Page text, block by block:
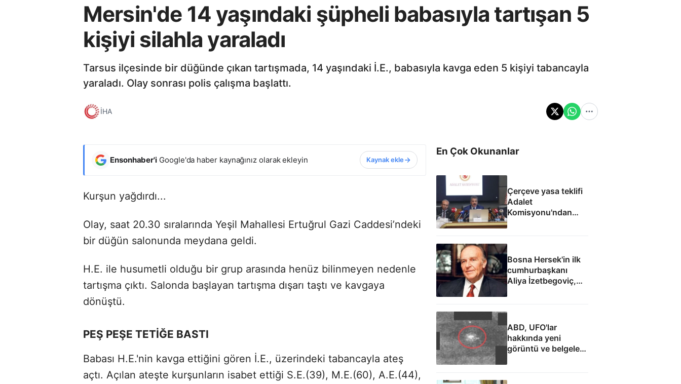
Mersin'de 14 yaşındaki şüpheli babasıyla tartışan 5
kişiyi silahla yaraladı
Tarsus ilçesinde bir düğünde çıkan tartışmada, 14 yaşındaki İ.E., babasıyla kavga eden 5 kişiyi tabancayla
yaraladı. Olay sonrası polis çalışma başlattı.
İHA
Ensonhaber'i Google'da haber kaynağınız olarak ekleyin Kaynak ekle
Kurşun yağdırdı...
Olay, saat 20.30 sıralarında Yeşil Mahallesi Ertuğrul Gazi Caddesi’ndeki
bir düğün salonunda meydana geldi.
H.E. ile husumetli olduğu bir grup arasında henüz bilinmeyen nedenle
tartışma çıktı. Salonda başlayan tartışma dışarı taştı ve kavgaya
dönüştü.
PEŞ PEŞE TETİĞE BASTI
Babası H.E.'nin kavga ettiğini gören İ.E., üzerindeki tabancayla ateş
açtı. Açılan ateşte kurşunların isabet ettiği S.E.(39), M.E.(60), A.E.(44),
En Çok Okunanlar
Çerçeve yasa teklifi
Adalet
Komisyonu'ndan
geçti
Bosna Hersek'in ilk
cumhurbaşkanı
Aliya İzetbegoviç,
ABD, UFO'lar
hakkında yeni
görüntü ve belgeler